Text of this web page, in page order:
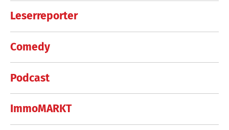
Leserreporter
Comedy
Podcast
ImmoMARKT